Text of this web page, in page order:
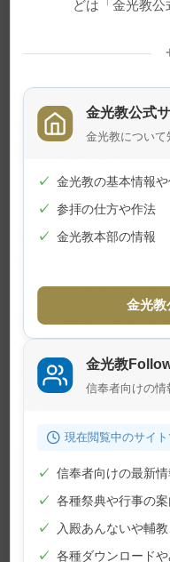
そばに確かに現れて
ですから、生まれ
え、それはありがた
身近な者を亡くす
が、同時に人間の生
人の生き死にを通
まれ、育ち、そして
らせて頂く生き方を
※この記事
のですので
す。ご了承
どは「金光教
金光教公式
金光教について
✓ 金光教の基本情報や
✓ 参拝の仕方や作法
✓ 金光教本部の情報
金光教
金光教
信奉者向けの
現在閲覧中のサイト
✓ 信奉者向けの最新情
✓ 各種祭典や行事の案
✓ 入殿あんないや輔
✓ 各種ダウンロード